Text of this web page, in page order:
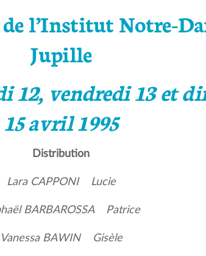
l’Institut Notre-
Jupille
12, vendredi 13 et
15 avril 1995
Distribution
Lara CAPPONI Lucie
BARBAROSSA Patrice
Vanessa BAWIN Gisèle